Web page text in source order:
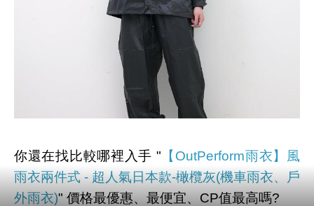
你還在找比較哪裡入手 " 【OutPerform雨衣】風
雨衣兩件式 - 超人氣日本款-橄欖灰(機車雨衣、戶
外雨衣)" 價格最優惠、最便宜、CP值最高嗎?